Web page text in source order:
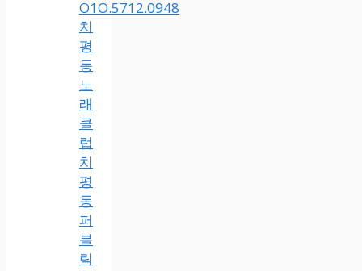
O1O.5712.0948
치
평
동
노
래
클
럽
치
평
동
퍼
블
릭